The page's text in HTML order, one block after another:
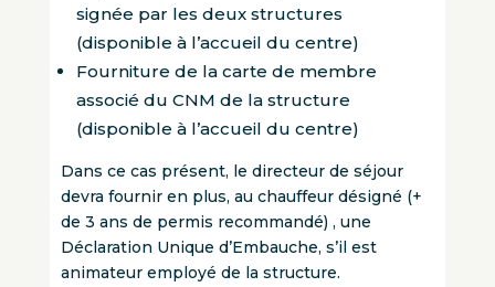
signée par les deux structures
(disponible à l’accueil du centre)
Fourniture de la carte de membre
associé du CNM de la structure
(disponible à l’accueil du centre)
Dans ce cas présent, le directeur de séjour
devra fournir en plus, au chauffeur désigné (+
de 3 ans de permis recommandé) , une
Déclaration Unique d’Embauche, s’il est
animateur employé de la structure.